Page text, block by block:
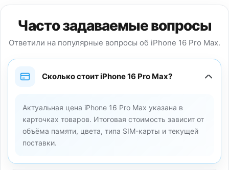
Часто задаваемые вопросы
Ответили на популярные вопросы об iPhone 16 Pro Max.
Сколько стоит iPhone 16 Pro Max?
Актуальная цена iPhone 16 Pro Max указана в
карточках товаров. Итоговая стоимость зависит от
объёма памяти, цвета, типа SIM-карты и текущей
поставки.